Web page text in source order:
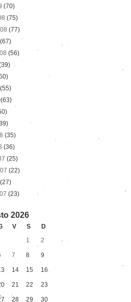
(70)
(75)
(77)
(67)
(56)
(55)
(63)
(35)
(36)
(25)
(22)
(27)
(23)
2026
V S
D
1
2
7 8 9
14 15 16
21 22 23
28 29 30